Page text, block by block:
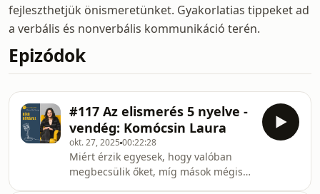
fejleszthetjük önismeretünket. Gyakorlatias tippeket ad
a verbális és nonverbális kommunikáció terén.
Epizódok
#117 Az elismerés 5 nyelve -
vendég: Komócsin Laura
okt. 27, 2025 00:22:28
Miért érzik egyesek, hogy valóban
megbecsülik őket, míg mások mégis